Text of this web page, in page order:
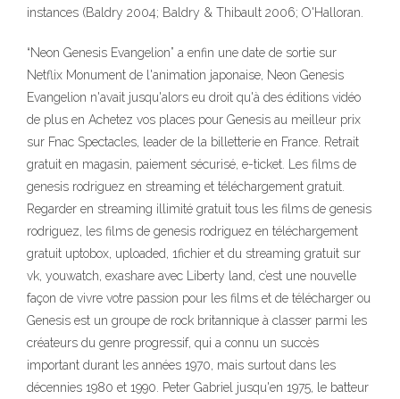
instances (Baldry 2004; Baldry & Thibault 2006; O'Halloran.
“Neon Genesis Evangelion” a enfin une date de sortie sur
Netflix Monument de l'animation japonaise, Neon Genesis
Evangelion n'avait jusqu'alors eu droit qu'à des éditions vidéo
de plus en Achetez vos places pour Genesis au meilleur prix
sur Fnac Spectacles, leader de la billetterie en France. Retrait
gratuit en magasin, paiement sécurisé, e-ticket. Les films de
genesis rodriguez en streaming et téléchargement gratuit.
Regarder en streaming illimité gratuit tous les films de genesis
rodriguez, les films de genesis rodriguez en téléchargement
gratuit uptobox, uploaded, 1fichier et du streaming gratuit sur
vk, youwatch, exashare avec Liberty land, c’est une nouvelle
façon de vivre votre passion pour les films et de télécharger ou
Genesis est un groupe de rock britannique à classer parmi les
créateurs du genre progressif, qui a connu un succès
important durant les années 1970, mais surtout dans les
décennies 1980 et 1990. Peter Gabriel jusqu'en 1975, le batteur